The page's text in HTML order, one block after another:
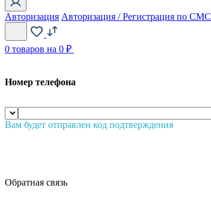
Авторизация Авторизация / Регистрация по СМС
0 товаров на 0 ₽
Номер телефона
Вам будет отправлен код подтверждения
Обратная связь